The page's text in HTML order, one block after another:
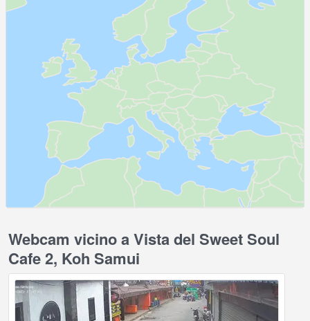
Webcam vicino a Vista del Sweet Soul
Cafe 2, Koh Samui